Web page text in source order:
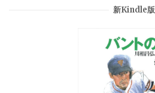
新Kindle版